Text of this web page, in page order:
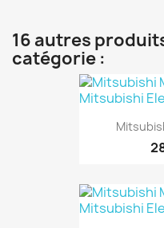
16 autres
catégorie :